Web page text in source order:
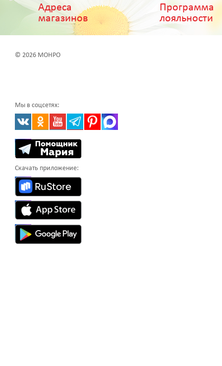
Адреса
магазинов
Программа
лояльности
© 2026 МОНРО
Мы в соцсетях:
Скачать приложение: